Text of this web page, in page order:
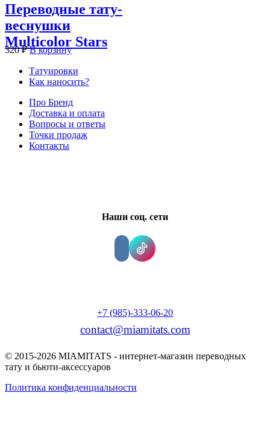
Переводные тату-
веснушки
Multicolor Stars
320₽ В корзину
Татуировки
Как наносить?
Про Бренд
Доставка и оплата
Вопросы и ответы
Точки продаж
Контакты
Наши соц. сети
+7 (985)-333-06-20
contact@miamitats.com
© 2015-2026 MIAMITATS - интернет-магазин переводных
тату и бьюти-аксессуаров
Политика конфиденциальности